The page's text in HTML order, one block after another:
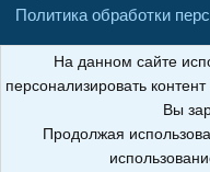
Политика обработки
Свидетельство о
06.08.2018 г. Сайт не
АНОИНФО; ОГРН:
9709119500/320001001;
На данном сайте
персонализировать
Вы
Продолжая